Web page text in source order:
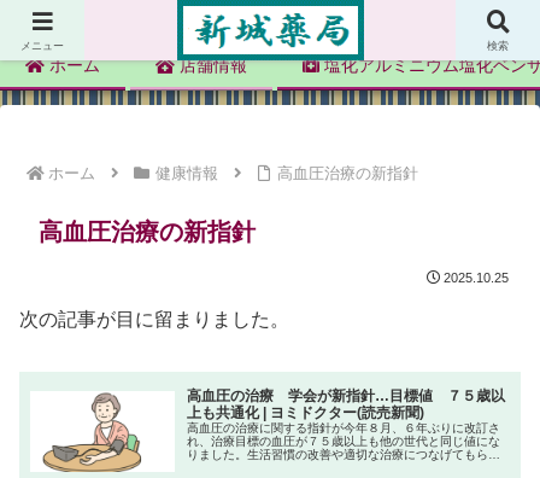
新城薬局
ホーム 店舗情報 塩化アルミニウム塩化ベン
ホーム 健康情報 高血圧治療の新指針
高血圧治療の新指針
2025.10.25
次の記事が目に留まりました。
高血圧の治療 学会が新指針…目標値 ７５歳以
上も共通化 | ヨミドクター(読売新聞)
高血圧の治療に関する指針が今年８月、６年ぶりに改訂さ
れ、治療目標の血圧が７５歳以上も他の世代と同じ値にな
りました。生活習慣の改善や適切な治療につなげてもらう
メニュー 検索